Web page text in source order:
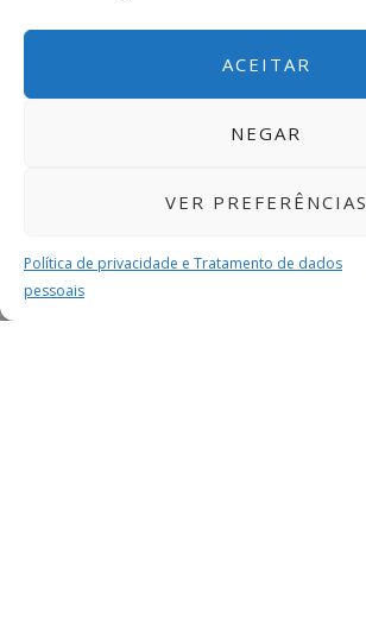
ACEITAR
NEGAR
VER PREFERÊNCIAS
Política de privacidade e Tratamento de dados
pessoais